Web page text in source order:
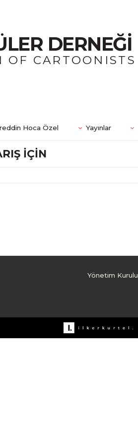
DERNEĞİ
OF CARTOONISTS
Hoca Özel Yayınlar
İÇİN
Yönetim Kurulu